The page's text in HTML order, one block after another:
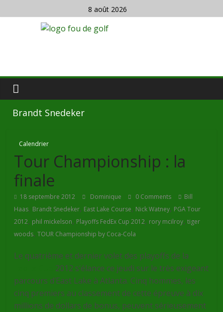
8 août 2026
Brandt Snedeker
Calendrier
Tour Championship : la
finale
18 septembre 2012 Dominique 0 Comments
Bill
Haas, Brandt Snedeker, East Lake Course, Nick Watney, PGA Tour
2012, phil mickelson, Playoffs FedEx Cup 2012, rory mcilroy,tiger
woods,TOUR Championship by Coca-Cola
Le quatrième et dernier volet des playoffs de la
2012 s’élance ce jeudi sur le très exigeant
parcours d’East Lake à Atlanta. Cinq hommes, les
cinq premiers au classement de cette épreuve à dix
millions de dollars de bonus, peuvent sérieusement